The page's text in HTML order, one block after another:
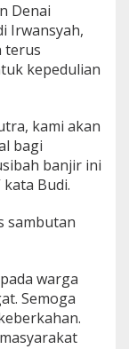
Denai
Irwansyah,
terus
kepedulian
kami akan
bagi
banjir ini
Budi.
sambutan
warga
Semoga